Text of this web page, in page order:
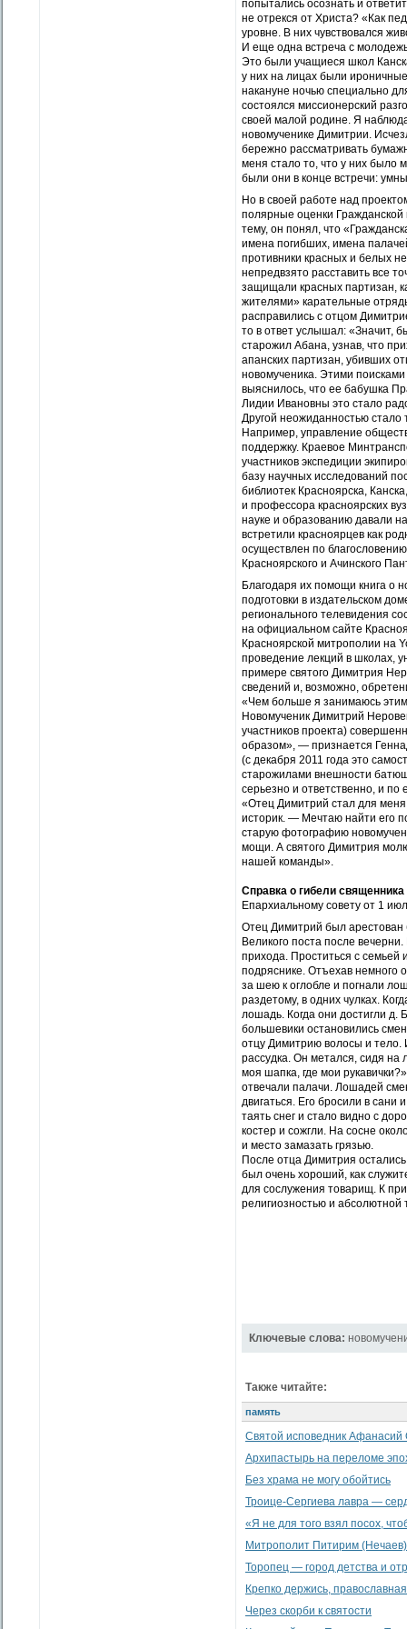
попытались осознать и
не отрекся от Христа? «Как
уровне. В них чувствовался
И еще одна встреча с
Это были учащиеся школ
у них на лицах были
накануне ночью специально
состоялся миссионерский
своей малой родине. Я
новомученике Димитрии.
бережно рассматривать
меня стало то, что у них было
были они в конце встречи:
Но в своей работе над
полярные оценки
тему, он понял, что
имена погибших, имена
противники красных и белых
непредвзято расставить все
защищали красных партизан,
жителями» карательные
расправились с отцом
то в ответ услышал: «Значит,
старожил Абана, узнав, что
апанских партизан, убивших
новомученика. Этими
выяснилось, что ее бабушка
Лидии Ивановны это стало
Другой неожиданностью стало
Например, управление
поддержку. Краевое
участников экспедиции
базу научных исследований
библиотек Красноярска,
и профессора красноярских
науке и образованию давали
встретили красноярцев как
осуществлен по
Красноярского и Ачинского
Благодаря их помощи книга о
подготовки в издательском
регионального телевидения
на официальном сайте
Красноярской митрополии на
проведение лекций в школах,
примере святого Димитрия
сведений и, возможно,
«Чем больше я занимаюсь
Новомученик Димитрий
участников проекта)
образом», — признается
(с декабря 2011 года это
старожилами внешности
серьезно и ответственно, и по
«Отец Димитрий стал для
историк. — Мечтаю найти его
старую фотографию
мощи. А святого Димитрия
нашей команды».
Справка о гибели
Епархиальному совету от 1
Отец Димитрий был арестован
Великого поста после
прихода. Проститься с
подряснике. Отъехав немного
за шею к оглобле и погнали
раздетому, в одних чулках.
лошадь. Когда они достигли д.
большевики остановились
отцу Димитрию волосы и
рассудка. Он метался, сидя на
моя шапка, где мои
отвечали палачи. Лошадей
двигаться. Его бросили в сани
таять снег и стало видно с
костер и сожгли. На сосне
и место замазать грязью.
После отца Димитрия
был очень хороший, как
для сослужения товарищ. К
религиозностью и
Ключевые слова:
Также читайте:
память
Святой исповедник Афанасий
Архипастырь на переломе
Без храма не могу обойтись
Троице-Сергиева лавра —
«Я не для того взял посох,
Митрополит Питирим
Торопец — город детства и
Крепко держись,
Через скорби к святости